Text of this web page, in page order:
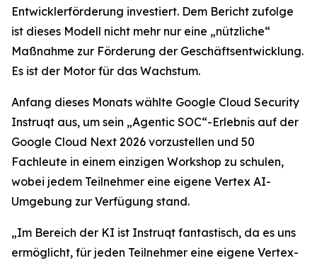
Entwicklerförderung investiert. Dem Bericht zufolge
ist dieses Modell nicht mehr nur eine „nützliche“
Maßnahme zur Förderung der Geschäftsentwicklung.
Es ist der Motor für das Wachstum.
Anfang dieses Monats wählte Google Cloud Security
Instruqt aus, um sein „Agentic SOC“-Erlebnis auf der
Google Cloud Next 2026 vorzustellen und 50
Fachleute in einem einzigen Workshop zu schulen,
wobei jedem Teilnehmer eine eigene Vertex AI-
Umgebung zur Verfügung stand.
„Im Bereich der KI ist Instruqt fantastisch, da es uns
ermöglicht, für jeden Teilnehmer eine eigene Vertex-